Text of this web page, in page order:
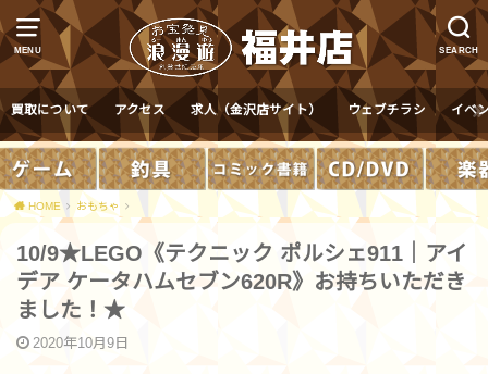
MENU SEARCH
買取について アクセス 求人（金沢店サイト） ウェブチラシ イベ
HOME おもちゃ
10/9★LEGO《テクニック ポルシェ911｜アイ
デア ケータハムセブン620R》お持ちいただき
ました！★
2020年10月9日